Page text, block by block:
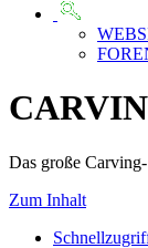
Das große
Zum Inhalt